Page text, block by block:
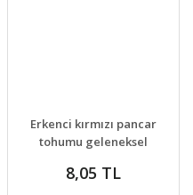
Erkenci kırmızı pancar
tohumu geleneksel
8,05 TL